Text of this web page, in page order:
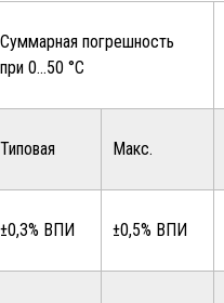
Суммарная погрешность
при 0…50 °C
Типовая Макс.
±0,3% ВПИ ±0,5% ВПИ